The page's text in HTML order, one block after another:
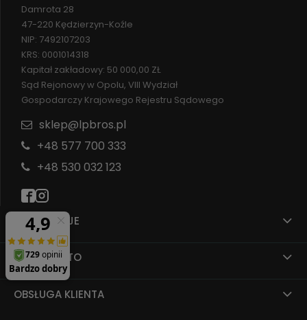
INFORMACJE
MOJE KONTO
OBSŁUGA KLIENTA
Damrota 28
47-220 Kędzierzyn-Koźle
NIP: 7492107203
KRS: 0001014318
Kapitał zakładowy: 50 000,00 ZŁ
Sąd Rejonowy w Opolu, VIII Wydział
Gospodarczy Krajowego Rejestru Sądowego
sklep@lpbros.pl
+48 577 700 333
+48 530 032 123